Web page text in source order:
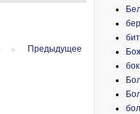
Предыдущее
бок